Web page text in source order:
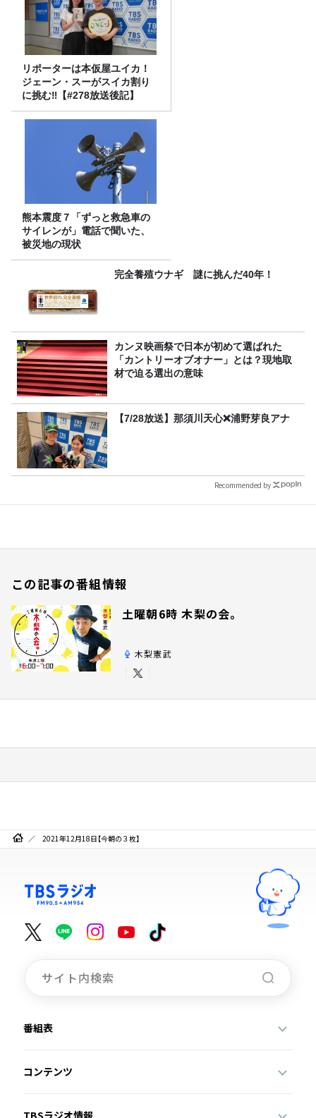
リポーターは本仮屋ユイカ！
ジェーン・スーがスイカ割り
に挑む‼【#278放送後記】
熊本震度７「ずっと救急車の
サイレンが」電話で聞いた、
被災地の現状
完全養殖ウナギ 謎に挑んだ40年！
カンヌ映画祭で日本が初めて選ばれた
「カントリーオブオナー」とは？現地取
材で迫る選出の意味
【7/28放送】那須川天心❌浦野芽良アナ
Recommended by
この記事の番組情報
土曜朝6時 木梨の会。
木梨憲武
2021年12月18日【今朝の３枚】
番組表
コンテンツ
TBSラジオ情報